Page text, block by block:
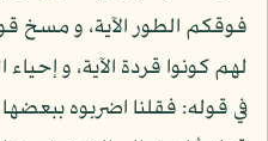
فوقكم الطور الآية، و مسخ
لهم كونوا قردة الآية، و
في قوله: فقلنا اضربوه